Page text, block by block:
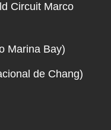
Circuit Marco
Marina Bay)
de Chang)